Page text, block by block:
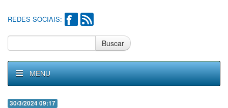
REDES SOCIAIS:
Buscar
MENU
30/3/2024 09:17